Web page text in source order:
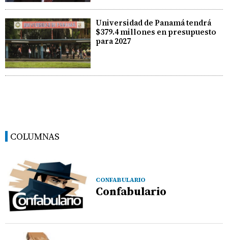
Universidad de Panamá tendrá
$379.4 millones en presupuesto
para 2027
COLUMNAS
CONFABULARIO
Confabulario